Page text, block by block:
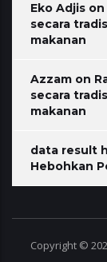
Eko Adjis on
secara
makanan
Azzam on
secara
makanan
data result
Hebohkan
Copyright ©